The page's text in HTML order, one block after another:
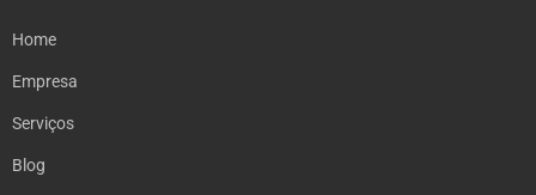
Home
Empresa
Serviços
Blog